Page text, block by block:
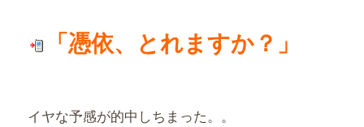
「憑依、とれますか？」
イヤな予感が的中しちまった。。